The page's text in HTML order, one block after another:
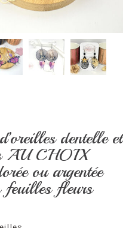
dentelle et
AU CHOIX
ou argentée
feuilles fleurs